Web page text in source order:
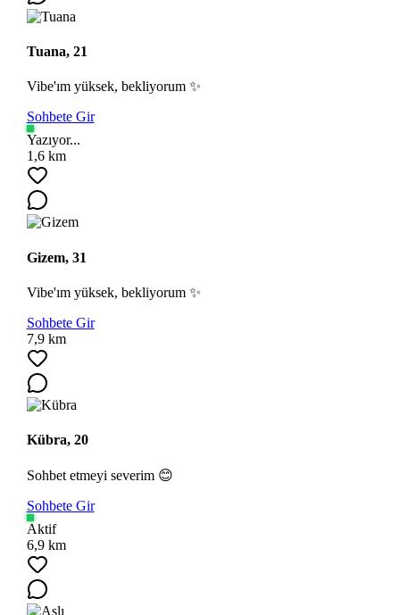
Tuana, 21
Vibe'ım yüksek, bekliyorum ✨
Sohbete Gir
Yazıyor...
1,6 km
Gizem, 31
Vibe'ım yüksek, bekliyorum ✨
Sohbete Gir
7,9 km
Kübra, 20
Sohbet etmeyi severim 😊
Sohbete Gir
Aktif
6,9 km